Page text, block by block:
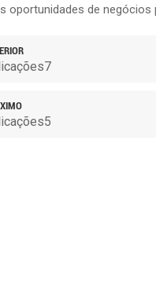
oportunidades de negócios